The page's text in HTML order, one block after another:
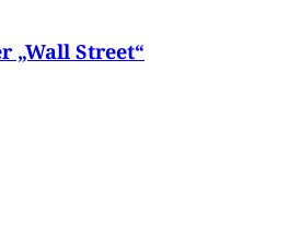
„Wall Street“